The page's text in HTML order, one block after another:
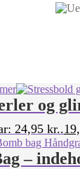
og
24,95 kr..
–